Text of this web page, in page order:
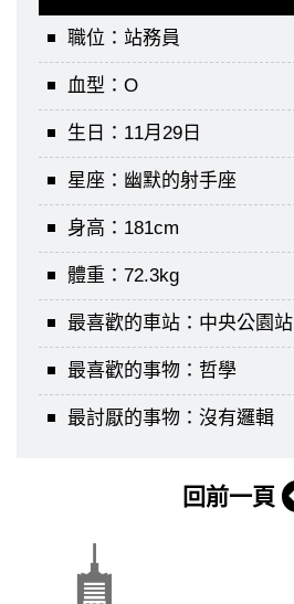
職位：站務員
血型：O
生日：11月29日
星座：幽默的射手座
身高：181cm
體重：72.3kg
最喜歡的車站：中央公園站
最喜歡的事物：哲學
最討厭的事物：沒有邏輯
回前一頁